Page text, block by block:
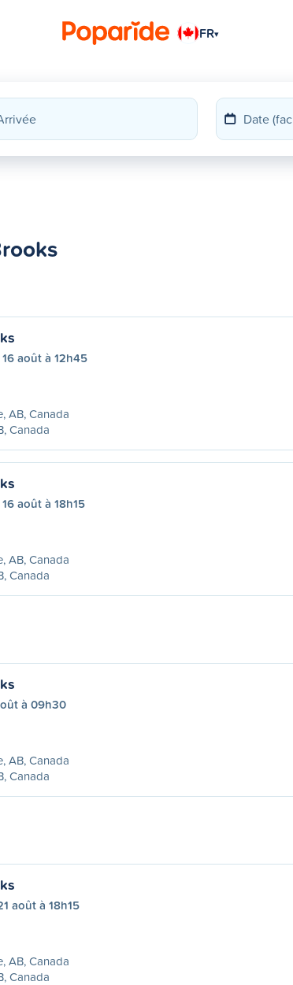
FR▾
août à 12h45
AB, Canada
Canada
août à 18h15
AB, Canada
Canada
à 09h30
AB, Canada
Canada
août à 18h15
AB, Canada
Canada